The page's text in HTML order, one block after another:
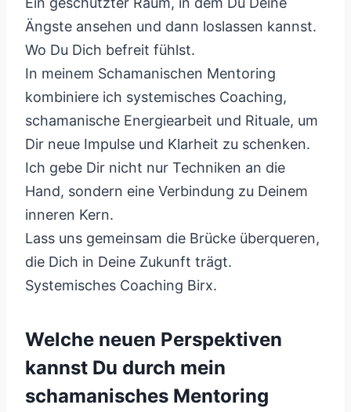
Ängste ansehen und dann loslassen kannst.
Wo Du Dich befreit fühlst.
In meinem Schamanischen Mentoring
kombiniere ich systemisches Coaching,
schamanische Energiearbeit und Rituale, um
Dir neue Impulse und Klarheit zu schenken.
Ich gebe Dir nicht nur Techniken an die
Hand, sondern eine Verbindung zu Deinem
inneren Kern.
Lass uns gemeinsam die Brücke überqueren,
die Dich in Deine Zukunft trägt.
Systemisches Coaching Birx.
Welche neuen Perspektiven
kannst Du durch mein
schamanisches Mentoring